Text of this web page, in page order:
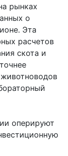
рынках
о
Эта
расчетов
скота и
оперируют